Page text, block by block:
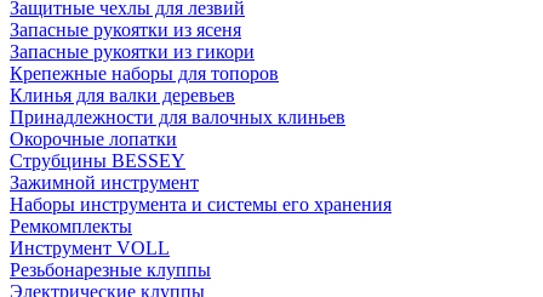
Защитные чехлы для лезвий
Запасные рукоятки из ясеня
Запасные рукоятки из гикори
Крепежные наборы для топоров
Клинья для валки деревьев
Принадлежности для валочных клиньев
Окорочные лопатки
Струбцины BESSEY
Зажимной инструмент
Наборы инструмента и системы его хранения
Ремкомплекты
Инструмент VOLL
Резьбонарезные клуппы
Электрические клуппы